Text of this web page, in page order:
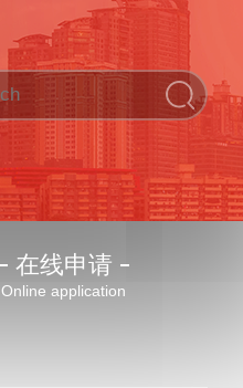
在线申请
Online application